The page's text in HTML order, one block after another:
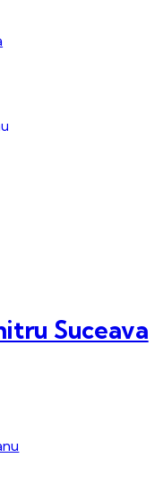
Suceava